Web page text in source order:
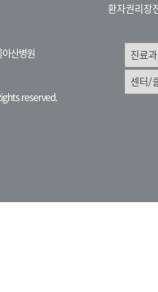
산병원
reserved.
환자권리장